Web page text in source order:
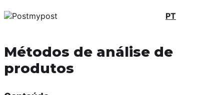
PT
Métodos de análise de
produtos